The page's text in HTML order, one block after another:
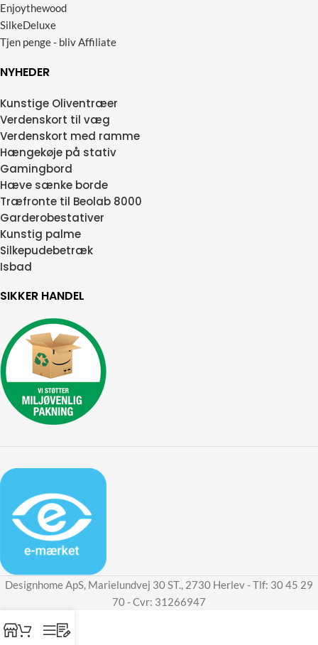
Enjoythewood
SilkeDeluxe
Tjen penge - bliv Affiliate
NYHEDER
Kunstige Oliventræer
Verdenskort til væg
Verdenskort med ramme
Hængekøje på stativ
Gamingbord
Hæve sænke borde
Træfronte til Beolab 8000
Garderobestativer
Kunstig palme
Silkepudebetræk
Isbad
SIKKER HANDEL
Designhome ApS, Marielundvej 30 ST., 2730 Herlev - Tlf: 30 45 29
70 - Cvr: 31266947